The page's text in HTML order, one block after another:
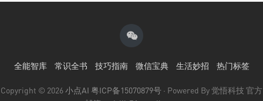
全能智库 常识全书 技巧指南 微信宝典 生活妙招 热门标签
Copyright © 2026小点AI 粤ICP备15070879号 · Powered By 觉悟科技 官方